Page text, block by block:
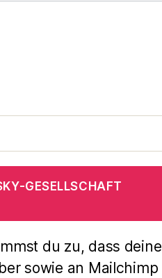
GESELLSCHAFT
du zu, dass deine
sowie an Mailchimp